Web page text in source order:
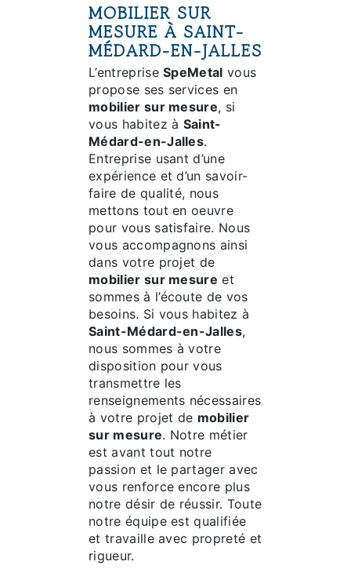
MOBILIER SUR
MESURE À SAINT-
MÉDARD-EN-JALLES
L’entrepriseSpeMetal vous
propose ses services en
mobilier sur mesure, si
vous habitez à Saint-
Médard-en-Jalles.
Entreprise usant d’une
expérience et d’un savoir-
faire de qualité, nous
mettons tout en oeuvre
pour vous satisfaire. Nous
vous accompagnons ainsi
dans votre projet de
mobilier sur mesure et
sommes à l’écoute de vos
besoins. Si vous habitez à
Saint-Médard-en-Jalles,
nous sommes à votre
disposition pour vous
transmettre les
renseignements nécessaires
à votre projet de mobilier
sur mesure. Notre métier
est avant tout notre
passion et le partager avec
vous renforce encore plus
notre désir de réussir. Toute
notre équipe est qualifiée
et travaille avec propreté et
rigueur.